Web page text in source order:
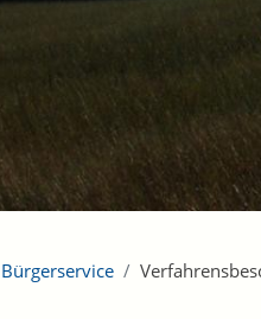
Bürgerservice